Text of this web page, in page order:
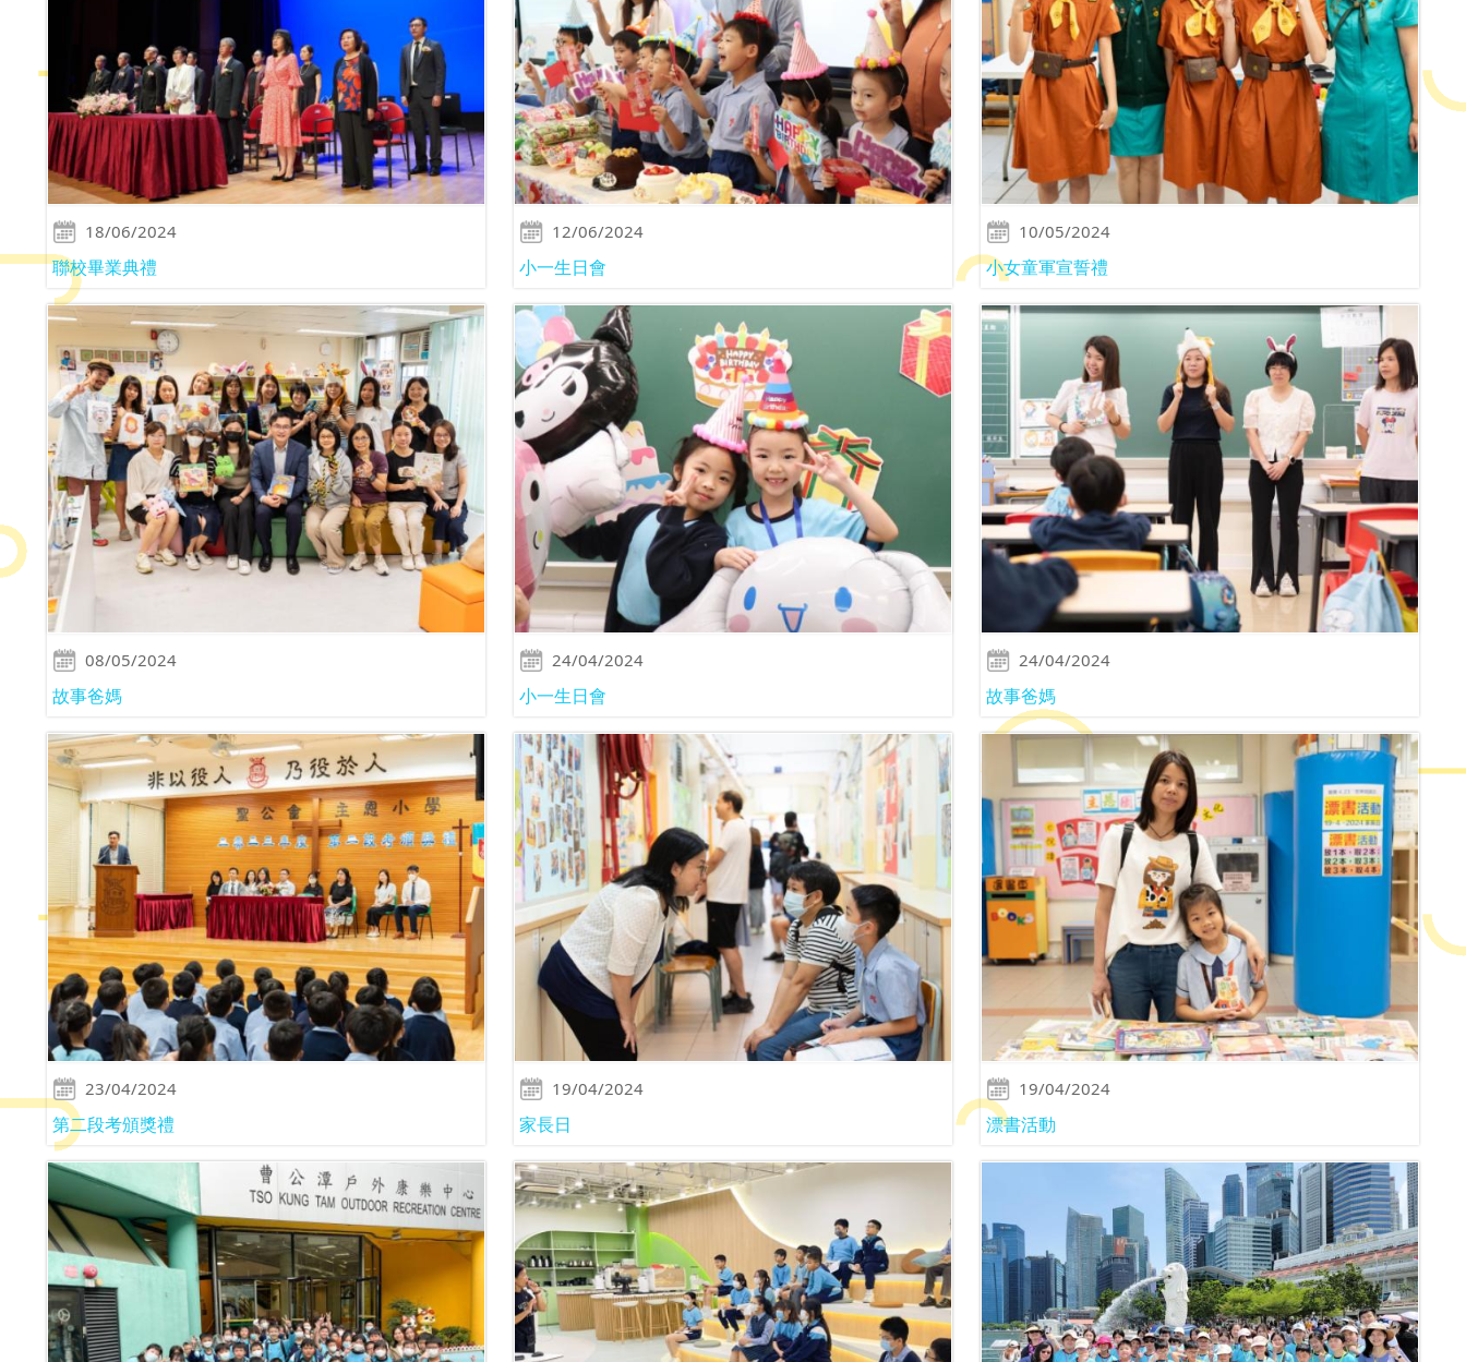
18/06/2024
聯校畢業典禮
12/06/2024
小一生日會
10/05/2024
小女童軍宣誓禮
08/05/2024
故事爸媽
24/04/2024
小一生日會
24/04/2024
故事爸媽
23/04/2024
第二段考頒獎禮
19/04/2024
家長日
19/04/2024
漂書活動